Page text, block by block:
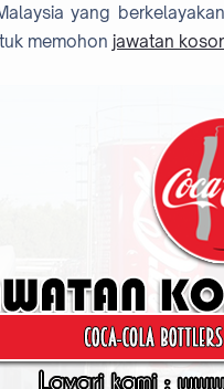
yang
memohon jawatan